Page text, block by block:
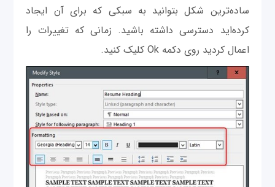
ساده‌ترین شکل بتوانید به سبکی که برای آن ایجاد
کرده‌اید دسترسی داشته باشید. زمانی که تغییرات را
اعمال کردید روی دکمه Ok کلیک کنید.